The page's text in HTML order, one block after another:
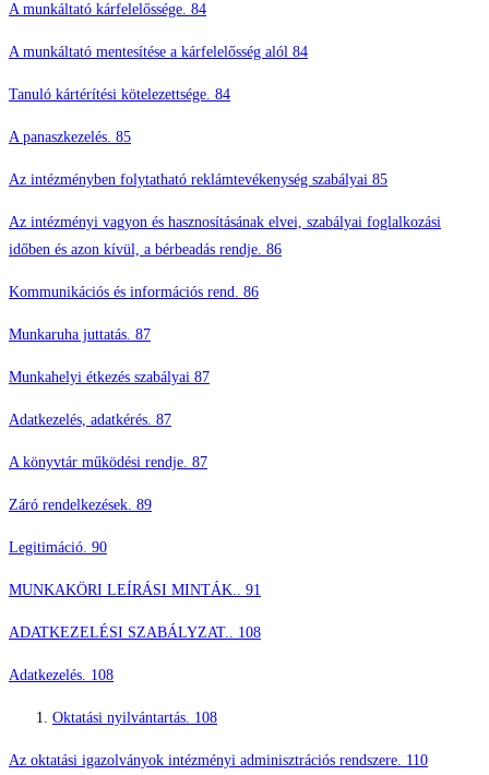
A munkáltató kárfelelőssége. 84
A munkáltató mentesítése a kárfelelősség alól 84
Tanuló kártérítési kötelezettsége. 84
A panaszkezelés. 85
Az intézményben folytatható reklámtevékenység szabályai 85
Az intézményi vagyon és hasznosításának elvei, szabályai foglalkozási
időben és azon kívül, a bérbeadás rendje. 86
Kommunikációs és információs rend. 86
Munkaruha juttatás. 87
Munkahelyi étkezés szabályai 87
Adatkezelés, adatkérés. 87
A könyvtár működési rendje. 87
Záró rendelkezések. 89
Legitimáció. 90
MUNKAKÖRI LEÍRÁSI MINTÁK.. 91
ADATKEZELÉSI SZABÁLYZAT.. 108
Adatkezelés. 108
Oktatási nyilvántartás. 108
Az oktatási igazolványok intézményi adminisztrációs rendszere. 110